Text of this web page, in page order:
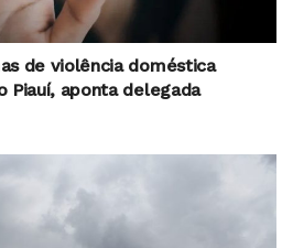
de violência doméstica
Piauí, aponta delegada